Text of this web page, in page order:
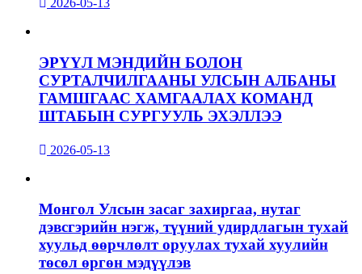
2026-05-13
ЭРҮҮЛ МЭНДИЙН БОЛОН
СУРТАЛЧИЛГААНЫ УЛСЫН АЛБАНЫ
ГАМШГААС ХАМГААЛАХ КОМАНД
ШТАБЫН СУРГУУЛЬ ЭХЭЛЛЭЭ
2026-05-13
Монгол Улсын засаг захиргаа, нутаг
дэвсгэрийн нэгж, түүний удирдлагын тухай
хуульд өөрчлөлт оруулах тухай хуулийн
төсөл өргөн мэдүүлэв